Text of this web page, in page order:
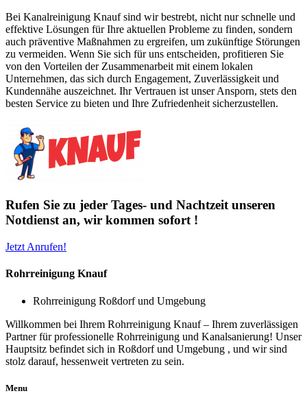
Bei Kanalreinigung Knauf sind wir bestrebt, nicht nur schnelle und
effektive Lösungen für Ihre aktuellen Probleme zu finden, sondern
auch präventive Maßnahmen zu ergreifen, um zukünftige Störungen
zu vermeiden. Wenn Sie sich für uns entscheiden, profitieren Sie
von den Vorteilen der Zusammenarbeit mit einem lokalen
Unternehmen, das sich durch Engagement, Zuverlässigkeit und
Kundennähe auszeichnet. Ihr Vertrauen ist unser Ansporn, stets den
besten Service zu bieten und Ihre Zufriedenheit sicherzustellen.
Rufen Sie zu jeder Tages- und Nachtzeit unseren
Notdienst an, wir kommen sofort !
Jetzt Anrufen!
Rohrreinigung Knauf
Rohrreinigung Roßdorf und Umgebung
Willkommen bei Ihrem Rohrreinigung Knauf – Ihrem zuverlässigen
Partner für professionelle Rohrreinigung und Kanalsanierung! Unser
Hauptsitz befindet sich in Roßdorf und Umgebung , und wir sind
stolz darauf, hessenweit vertreten zu sein.
Menu